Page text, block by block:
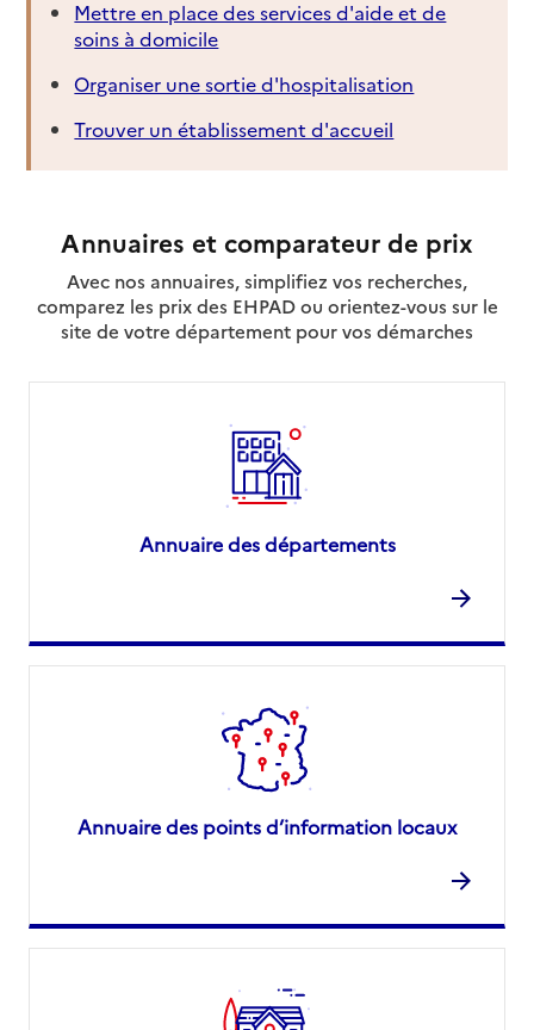
Mettre en place des services d'aide et de
soins à domicile
Organiser une sortie d'hospitalisation
Trouver un établissement d'accueil
Annuaires et comparateur de prix
Avec nos annuaires, simplifiez vos recherches,
comparez les prix des EHPAD ou orientez-vous sur le
site de votre département pour vos démarches
Annuaire des départements
Annuaire des points d’information locaux